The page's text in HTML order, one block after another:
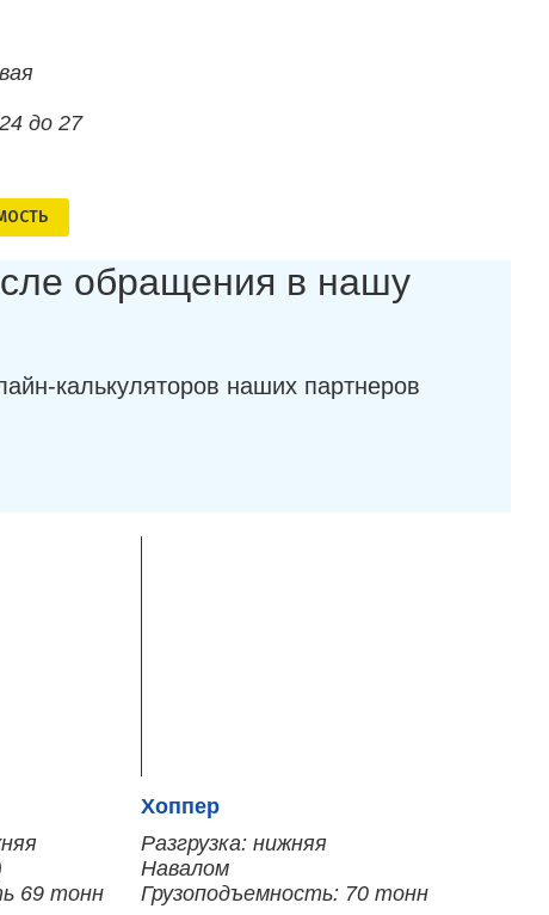
до 27
обращения в нашу
калькуляторов наших партнеров
69 тонн
Хоппер
Разгрузка: нижняя
Навалом
Грузоподъемность: 70 тонн